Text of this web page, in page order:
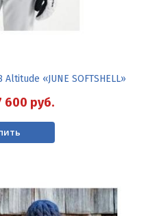
«JUNE SOFTSHELL»
600 руб.